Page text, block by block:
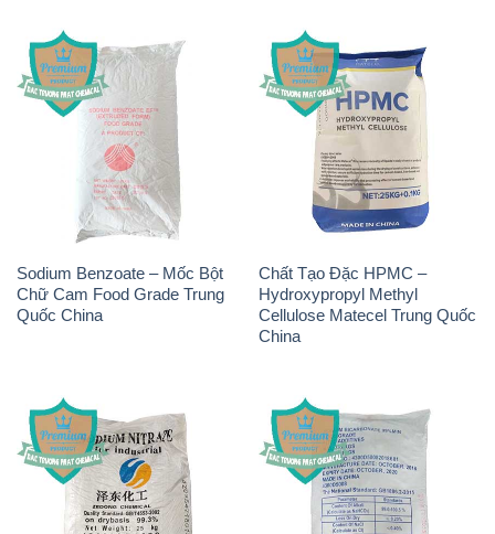
Sodium Benzoate – Mốc Bột
Chữ Cam Food Grade Trung
Quốc China
Chất Tạo Đặc HPMC –
Hydroxypropyl Methyl
Cellulose Matecel Trung Quốc
China